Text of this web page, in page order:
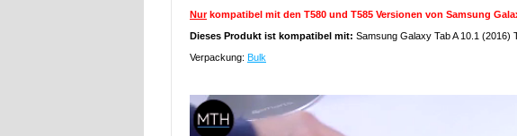
Nurkompatibel mit den T580 und T585 Versionen von Samsung
Dieses Produkt ist kompatibel mit: Samsung Galaxy Tab A 10.1 (2016)
Verpackung: Bulk